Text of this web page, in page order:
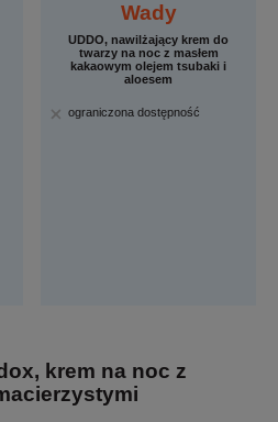
Wady
UDDO, nawilżający krem do
twarzy na noc z masłem
kakaowym olejem tsubaki i
aloesem
ograniczona dostępność
krem na noc z